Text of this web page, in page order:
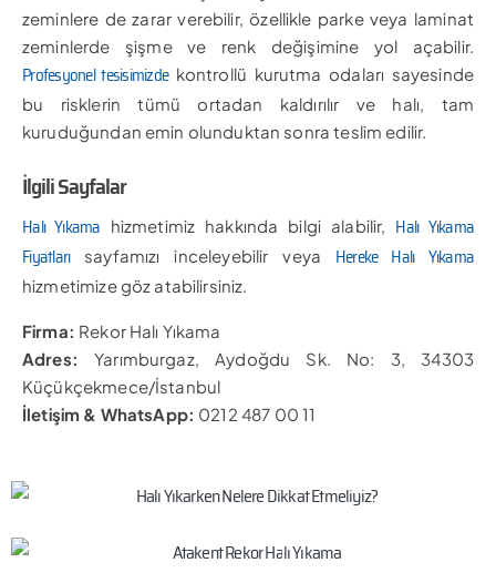
zeminlere de zarar verebilir, özellikle parke veya laminat
zeminlerde şişme ve renk değişimine yol açabilir.
Profesyonel tesisimizdekontrollü kurutma odaları sayesinde
bu risklerin tümü ortadan kaldırılır ve halı, tam
kuruduğundan emin olunduktan sonra teslim edilir.
İlgili Sayfalar
Halı Yıkama hizmetimiz hakkında bilgi alabilir, Halı Yıkama
Fiyatlarısayfamızı inceleyebilir veya Hereke Halı Yıkama
hizmetimize göz atabilirsiniz.
Firma: Rekor Halı Yıkama
Adres:
Yarımburgaz, Aydoğdu Sk. No: 3, 34303
Küçükçekmece/İstanbul
İletişim & WhatsApp: 0212 487 00 11